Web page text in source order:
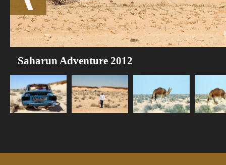
Saharun Adventure 2012